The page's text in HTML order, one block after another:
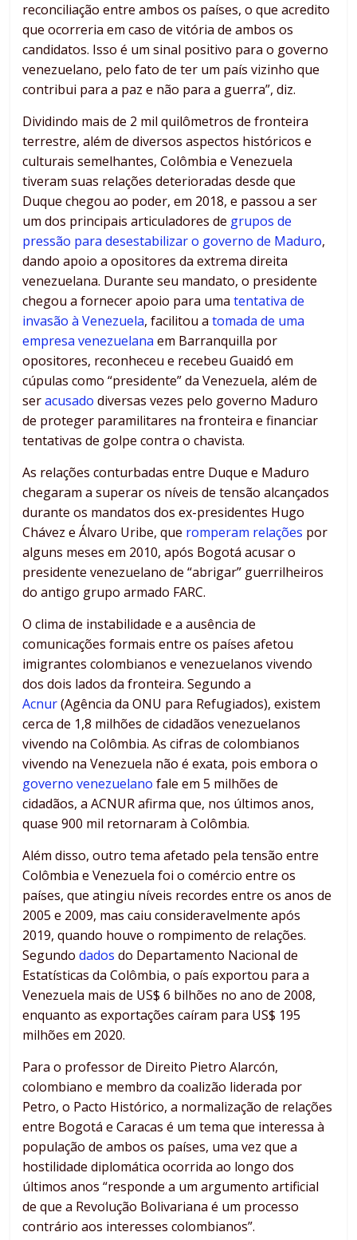
reconciliação entre ambos os países, o que acredito
que ocorreria em caso de vitória de ambos os
candidatos. Isso é um sinal positivo para o governo
venezuelano, pelo fato de ter um país vizinho que
contribui para a paz e não para a guerra”, diz.
Dividindo mais de 2 mil quilômetros de fronteira
terrestre, além de diversos aspectos históricos e
culturais semelhantes, Colômbia e Venezuela
tiveram suas relações deterioradas desde que
Duque chegou ao poder, em 2018, e passou a ser
um dos principais articuladores de grupos de
pressão para desestabilizar o governo de Maduro,
dando apoio a opositores da extrema direita
venezuelana. Durante seu mandato, o presidente
chegou a fornecer apoio para umatentativa de
invasão à Venezuela, facilitou atomada de uma
empresa venezuelana em Barranquilla por
opositores, reconheceu e recebeu Guaidó em
cúpulas como “presidente” da Venezuela, além de
seracusado diversas vezes pelo governo Maduro
de proteger paramilitares na fronteira e financiar
tentativas de golpe contra o chavista.
As relações conturbadas entre Duque e Maduro
chegaram a superar os níveis de tensão alcançados
durante os mandatos dos ex-presidentes Hugo
Chávez e Álvaro Uribe, que romperam relações por
alguns meses em 2010, após Bogotá acusar o
presidente venezuelano de “abrigar” guerrilheiros
do antigo grupo armado FARC.
O clima de instabilidade e a ausência de
comunicações formais entre os países afetou
imigrantes colombianos e venezuelanos vivendo
dos dois lados da fronteira. Segundo a
Acnur(Agência da ONU para Refugiados), existem
cerca de 1,8 milhões de cidadãos venezuelanos
vivendo na Colômbia. As cifras de colombianos
vivendo na Venezuela não é exata, pois embora o
governo venezuelano fale em 5 milhões de
cidadãos, a ACNUR afirma que, nos últimos anos,
quase 900 mil retornaram à Colômbia.
Além disso, outro tema afetado pela tensão entre
Colômbia e Venezuela foi o comércio entre os
países, que atingiu níveis recordes entre os anos de
2005 e 2009, mas caiu consideravelmente após
2019, quando houve o rompimento de relações.
Segundodados do Departamento Nacional de
Estatísticas da Colômbia, o país exportou para a
Venezuela mais de US$ 6 bilhões no ano de 2008,
enquanto as exportações caíram para US$ 195
milhões em 2020.
Para o professor de Direito Pietro Alarcón,
colombiano e membro da coalizão liderada por
Petro, o Pacto Histórico, a normalização de relações
entre Bogotá e Caracas é um tema que interessa à
população de ambos os países, uma vez que a
hostilidade diplomática ocorrida ao longo dos
últimos anos “responde a um argumento artificial
de que a Revolução Bolivariana é um processo
contrário aos interesses colombianos”.